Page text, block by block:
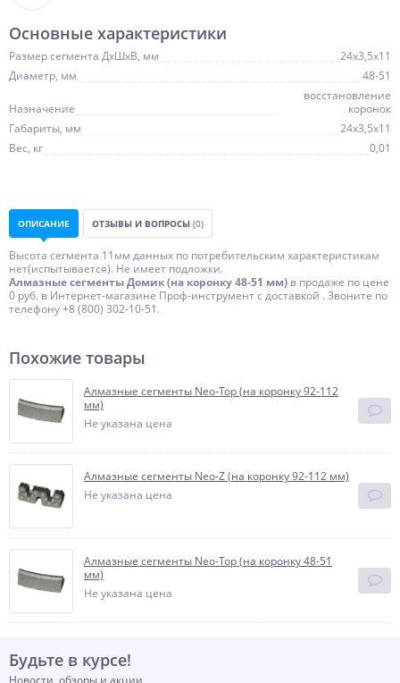
Основные характеристики
Размер сегмента ДхШхВ, мм
24х3,5х11
Диаметр, мм
48-51
Назначение
восстановление
коронок
Габариты, мм
24х3,5х11
Вес, кг
0,01
ОПИСАНИЕ ОТЗЫВЫ И ВОПРОСЫ (0)
Высота сегмента 11мм данных по потребительским характеристикам
нет(испытывается). Не имеет подложки.
Алмазные сегменты Домик (на коронку 48-51 мм) в продаже по цене
0 руб. в Интернет-магазине Проф-инструмент с доставкой . Звоните по
телефону +8 (800) 302-10-51.
Похожие товары
Алмазные сегменты Neo-Top (на коронку 92-112
мм)
Не указана цена
Алмазные сегменты Neo-Z (на коронку 92-112 мм)
Не указана цена
Алмазные сегменты Neo-Top (на коронку 48-51
мм)
Не указана цена
Будьте в курсе!
Новости, обзоры и акции